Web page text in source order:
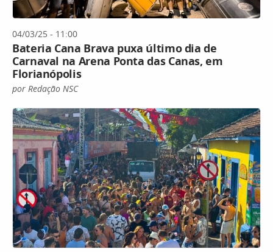
04/03/25 - 11:00
Bateria Cana Brava puxa último dia de
Carnaval na Arena Ponta das Canas, em
Florianópolis
por Redação NSC